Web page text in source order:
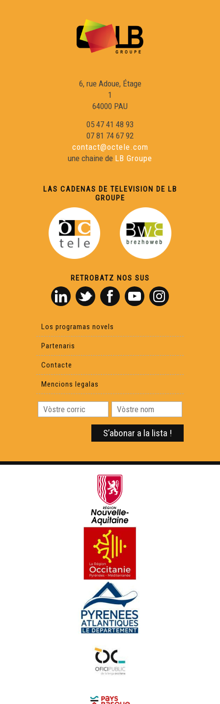
Conservatòri deus legumes ancians deu Bearn
La Bibliotèca Francofòna Multimedia de Lemòtges
Mai de 68 - Testimònis 1/3
A la descobèrta deu CAP'ÒC
Agricultura : amb o sens produits fitosanitaris ?
Dos cònsols e lo Grand Débat
Los Comelodians
OC KAY - Macking OFF
Villegalhenc - Après los aigats
La rumba gitana
Laurenç Cavaliè e lo Caporal Bartàs
Lo Congrès
Florant Mercadier - "L'Occitanie pour les Nuls"
Sent Seren - L'ensenhament de l'occitan
Sent Seren - Encontre amb Estève Clerc
Lo prètz d'ua aulha
Vrenhas, biò e Brexit
Familha en lenga a Garlin
6, rue Adoue, Étage
1
64000 PAU
05 47 41 48 93
07 81 74 67 92
contact@octele.com
une chaine de LB Groupe
LAS CADENAS DE TELEVISION DE LB
GROUPE
RETROBATZ NOS SUS
Los programas novels
Partenaris
Contacte
Mencions legalas